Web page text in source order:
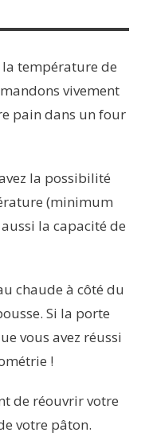
la température de
vivement
pain dans un four
la possibilité
(minimum
la capacité de
chaude à côté du
Si la porte
vous avez réussi
!
de réouvrir votre
votre pâton.